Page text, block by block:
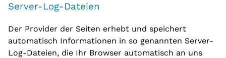
Server-Log-Dateien
Der Provider der Seiten erhebt und speichert
automatisch Informationen in so genannten Server-
Log-Dateien, die Ihr Browser automatisch an uns